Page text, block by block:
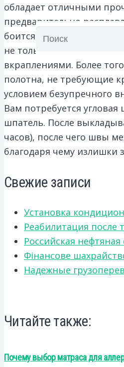
обладает отличными
предварительно
боится перепадов
не только глянцевую
вкраплениями. Более
полотна, не требующие
условием безупречного
Вам потребуется
шпатель. После
часов), после чего швы
благодаря чему излишки
Свежие записи
Установка
Реабилитация
Российская
Фінансове
Надежные
Читайте также:
Почему выбор матраса для